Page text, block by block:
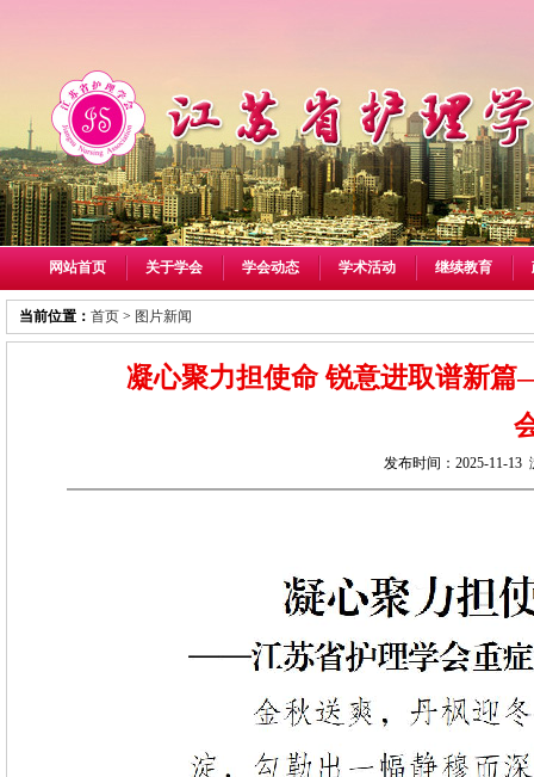
网站首页 关于学会 学会动态 学术活动 继续教育
当前位置： 首页 > 图片新闻
凝心聚力担使命 锐意进取谱新
发布时间：2025-11-13